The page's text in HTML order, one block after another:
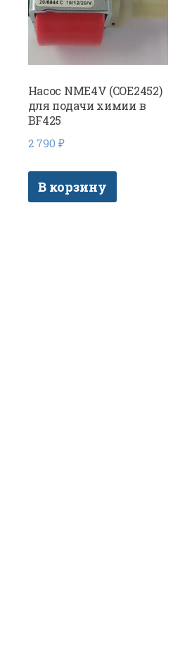
Насос NME4V (COE2452)
для подачи химии в
BF425
2 790 ₽
В корзину